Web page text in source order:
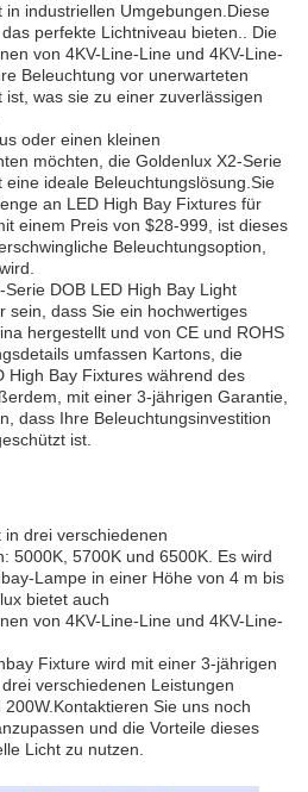
in industriellen Umgebungen.Diese
perfekte Lichtniveau bieten.. Die
von 4KV-Line-Line und 4KV-Line-
Beleuchtung vor unerwarteten
was sie zu einer zuverlässigen
oder einen kleinen
möchten, die Goldenlux X2-Serie
eine ideale Beleuchtungslösung.Sie
an LED High Bay Fixtures für
einem Preis von $28-999, ist dieses
Beleuchtungsoption,
DOB LED High Bay Light
sein, dass Sie ein hochwertiges
hergestellt und von CE und ROHS
umfassen Kartons, die
High Bay Fixtures während des
mit einer 3-jährigen Garantie,
dass Ihre Beleuchtungsinvestition
ist.
in drei verschiedenen
5000K, 5700K und 6500K. Es wird
Lampe in einer Höhe von 4 m bis
bietet auch
von 4KV-Line-Line und 4KV-Line-
Fixture wird mit einer 3-jährigen
verschiedenen Leistungen
Sie uns noch
und die Vorteile dieses
Licht zu nutzen.